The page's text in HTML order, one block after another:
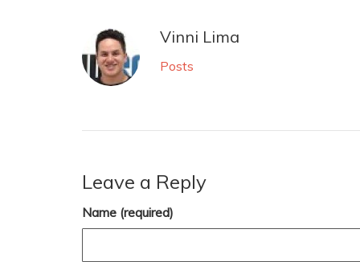
Vinni Lima
Posts
Leave a Reply
Name (required)